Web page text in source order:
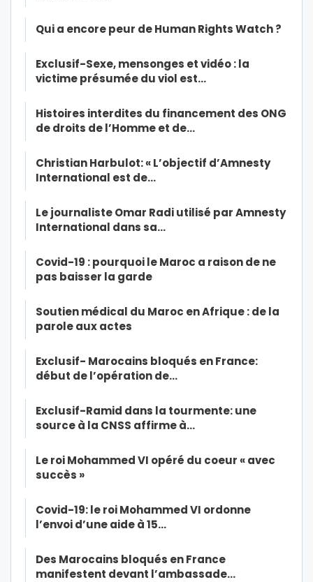
Qui a encore peur de Human Rights Watch ?
Exclusif-Sexe, mensonges et vidéo : la
victime présumée du viol est…
Histoires interdites du financement des ONG
de droits de l’Homme et de…
Christian Harbulot: « L’objectif d’Amnesty
International est de…
Le journaliste Omar Radi utilisé par Amnesty
International dans sa…
Covid-19 : pourquoi le Maroc a raison de ne
pas baisser la garde
Soutien médical du Maroc en Afrique : de la
parole aux actes
Exclusif- Marocains bloqués en France:
début de l’opération de…
Exclusif-Ramid dans la tourmente: une
source à la CNSS affirme à…
Le roi Mohammed VI opéré du coeur « avec
succès »
Covid-19: le roi Mohammed VI ordonne
l’envoi d’une aide à 15…
Des Marocains bloqués en France
manifestent devant l’ambassade…